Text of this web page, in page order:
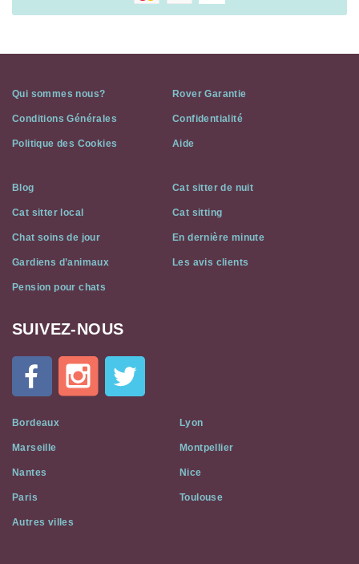
Qui sommes nous? Rover Garantie
Conditions Générales Confidentialité
Politique des Cookies Aide
Blog Cat sitter de nuit
Cat sitter local Cat sitting
Chat soins de jour En dernière minute
Gardiens d’animaux Les avis clients
Pension pour chats
Cat
Flat
Social
Media
SUIVEZ-NOUS
Bordeaux Lyon
Marseille Montpellier
Nantes Nice
Paris Toulouse
Autres villes